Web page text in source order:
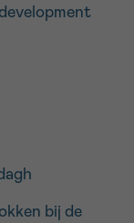
bij de